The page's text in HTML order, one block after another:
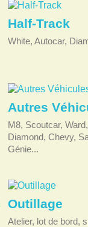
Half-Track
White, Autocar,
Autres
M8, Scoutcar,
Diamond, Chevy,
Génie...
Outillage
Atelier, lot de bord,